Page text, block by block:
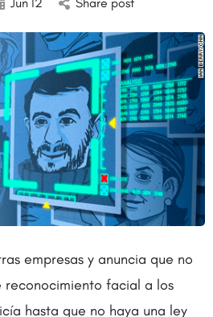
empresas y anuncia que no
facial a los
hasta que no haya una ley